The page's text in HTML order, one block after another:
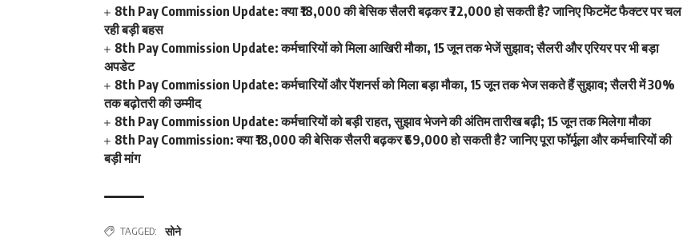
8th Pay Commission Update: क्या ₹18,000 की बेसिक सैलरी बढ़कर ₹72,000 हो सकती है? जानिए फिटमेंट फैक्टर पर चल
रही बड़ी बहस
8th Pay Commission Update: कर्मचारियों को मिला आखिरी मौका, 15 जून तक भेजें सुझाव; सैलरी और एरियर पर भी बड़ा
अपडेट
8th Pay Commission Update: कर्मचारियों और पेंशनर्स को मिला बड़ा मौका, 15 जून तक भेज सकते हैं सुझाव; सैलरी में 30%
तक बढ़ोतरी की उम्मीद
8th Pay Commission Update: कर्मचारियों को बड़ी राहत, सुझाव भेजने की अंतिम तारीख बढ़ी; 15 जून तक मिलेगा मौका
8th Pay Commission: क्या ₹18,000 की बेसिक सैलरी बढ़कर ₹69,000 हो सकती है? जानिए पूरा फॉर्मूला और कर्मचारियों की
बड़ी मांग
TAGGED: सोने